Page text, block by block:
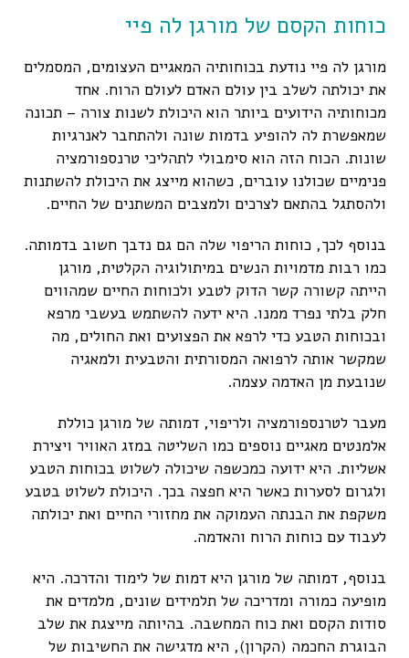
כוחות הקסם של מורגן לה פיי
מורגן לה פיי נודעת בכוחותיה המאגיים העצומים, המסמלים
את יכולתה לשלב בין עולם האדם לעולם הרוח. אחד
מכוחותיה הידועים ביותר הוא היכולת לשנות צורה – תכונה
שמאפשרת לה להופיע בדמות שונה ולהתחבר לאנרגיות
שונות. הכוח הזה הוא סימבולי לתהליכי טרנספורמציה
פנימיים שכולנו עוברים, כשהוא מייצג את היכולת להשתנות
ולהסתגל בהתאם לצרכים ולמצבים המשתנים של החיים.
בנוסף לכך, כוחות הריפוי שלה הם גם נדבך חשוב בדמותה.
כמו רבות מדמויות הנשים במיתולוגיה הקלטית, מורגן
הייתה קשורה קשר הדוק לטבע ולכוחות החיים שמהווים
חלק בלתי נפרד ממנו. היא ידעה להשתמש בעשבי מרפא
ובכוחות הטבע כדי לרפא את הפצועים ואת החולים, מה
שמקשר אותה לרפואה המסורתית והטבעית ולמאגיה
שנובעת מן האדמה עצמה.
מעבר לטרנספורמציה ולריפוי, דמותה של מורגן כוללת
אלמנטים מאגיים נוספים כמו השליטה במזג האוויר ויצירת
אשליות. היא ידועה כמכשפה שיכולה לשלוט בכוחות הטבע
ולגרום לסערות כאשר היא חפצה בכך. היכולת לשלוט בטבע
משקפת את הבנתה העמוקה את מחזורי החיים ואת יכולתה
לעבוד עם כוחות הרוח והאדמה.
בנוסף, דמותה של מורגן היא דמות של לימוד והדרכה. היא
מופיעה כמורה ומדריכה של תלמידים שונים, מלמדים את
סודות הקסם ואת כוח המחשבה. בהיותה מייצגת את שלב
הבוגרת החכמה (הקרון), היא מדגישה את החשיבות של